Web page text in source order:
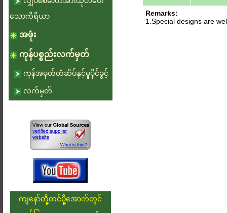
Remarks:
1.Special designs are
သောကိရိယာ
အဖုံး
ကုန်ပစ္စည်းလက်မှတ်
ကုန်အမှတ်တံဆိပ်နှင့်မူပိုင်ခွင့်
လက်မှတ်
ကျနော်တို့တင်ပို့အောက်တွင်